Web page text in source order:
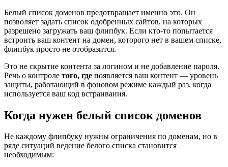
Белый список доменов предотвращает именно это. Он
позволяет задать список одобренных сайтов, на которых
разрешено загружать ваш флипбук. Если кто-то попытается
встроить ваш контент на домен, которого нет в вашем списке,
флипбук просто не отобразится.
Это не скрытие контента за логином и не добавление пароля.
Речь о контроле того, где появляется ваш контент — уровень
защиты, работающий в фоновом режиме каждый раз, когда
используется ваш код встраивания.
Когда нужен белый список доменов
Не каждому флипбуку нужны ограничения по доменам, но в
ряде ситуаций ведение белого списка становится
необходимым: